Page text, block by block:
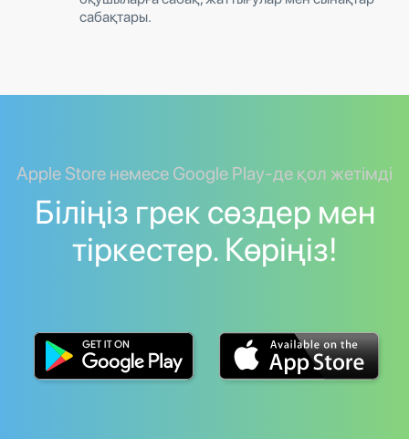
сабақтары.
Apple Store немесе Google Play-де қол жетімді
Біліңіз грек сөздер мен
тіркестер. Көріңіз!